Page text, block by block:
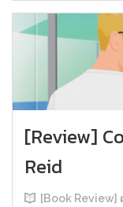
[Review]
Reid
[Book Review]